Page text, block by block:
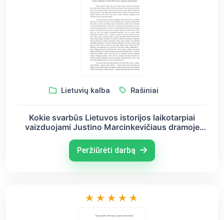
Lietuvių kalba Rašiniai
Kokie svarbūs Lietuvos istorijos laikotarpiai
vaizduojami Justino Marcinkevičiaus dramoje
trunka akimirką“?
Peržiūrėti darbą